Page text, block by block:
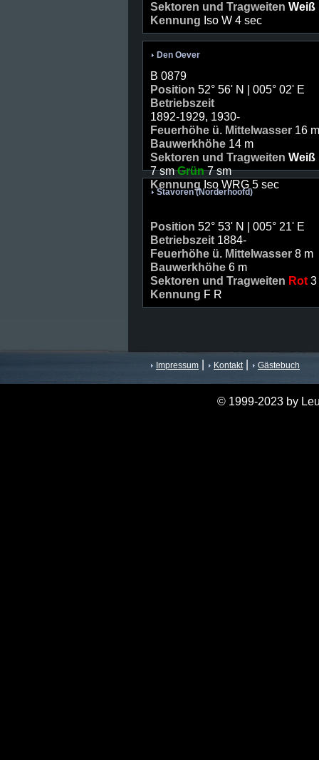
Sektoren und Tragweiten Weiß
Kennung Iso W 4 sec
Den Oever
B 0879
Position 52° 56' N | 005° 02' E
Betriebszeit
1892-1929, 1930-
Feuerhöhe ü. Mittelwasser 16 m
Bauwerkhöhe 14 m
Sektoren und Tragweiten Weiß
7 smGrün7 sm
Kennung Iso WRG 5 sec
Stavoren (Norderhoofd)
Position 52° 53' N | 005° 21' E
Betriebszeit 1884-
Feuerhöhe ü. Mittelwasser 8 m
Bauwerkhöhe 6 m
Sektoren und Tragweiten Rot 3
Kennung F R
Impressum Kontakt Gästebuch
© 1999-2023 by